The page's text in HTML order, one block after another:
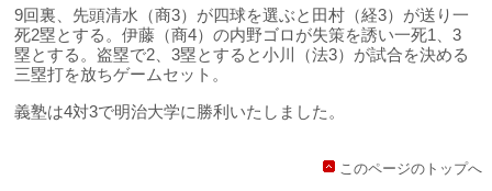
9回裏、先頭清水（商3）が四球を選ぶと田村（経3）が送り一
死2塁とする。伊藤（商4）の内野ゴロが失策を誘い一死1、3
塁とする。盗塁で2、3塁とすると小川（法3）が試合を決める
三塁打を放ちゲームセット。
義塾は4対3で明治大学に勝利いたしました。
このページのトップへ